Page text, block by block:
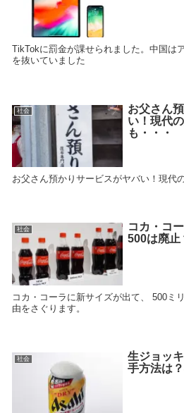
TikTokに罰金が課せられました。中国は
を抜いていました
社会
お父さん
い！現代
も・・・
お父さん預かりサービスがヤバい！現代
社会
コカ・コ
500は廃止
コカ・コーラに新サイズが出て、 500ミ
由をさぐります。
社会
生ジョッ
手方法は